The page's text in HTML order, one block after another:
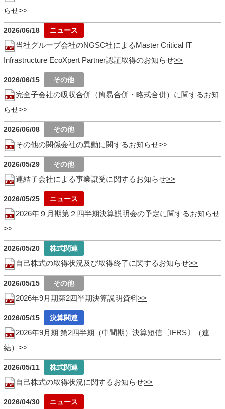
らせ
2026/06/18
当社グループ会社のNGSC社によるMaster Critical IT
Infrastructure EcoXpert Partner認証取得のお知らせ
2026/06/15
完全子会社の吸収合併（簡易合併・略式合併）に関するお知
らせ
2026/06/08
その他の関係会社の異動に関するお知らせ
2026/05/29
連結子会社による事業譲受に関するお知らせ
2026/05/25
2026年９月期第２四半期決算説明会の予定に関するお知らせ
2026/05/20
自己株式の取得状況及び取得終了に関するお知らせ
2026/05/15
2026年9月期第2四半期決算説明資料
2026/05/15
2026年9月期 第2四半期（中間期）決算短信〔IFRS〕（連
結）
2026/05/11
自己株式の取得状況に関するお知らせ
2026/04/30